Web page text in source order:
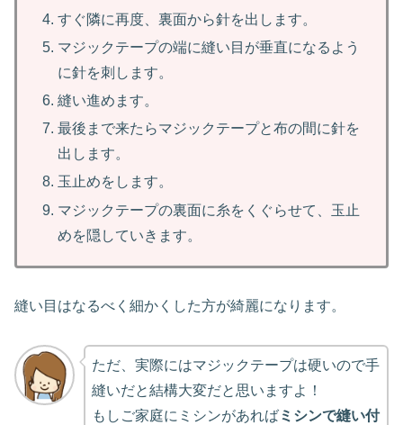
すぐ隣に再度、裏面から針を出します。
マジックテープの端に縫い目が垂直になるよう
に針を刺します。
縫い進めます。
最後まで来たらマジックテープと布の間に針を
出します。
玉止めをします。
マジックテープの裏面に糸をくぐらせて、玉止
めを隠していきます。
縫い目はなるべく細かくした方が綺麗になります。
ただ、実際にはマジックテープは硬いので手
縫いだと結構大変だと思いますよ！
もしご家庭にミシンがあればミシンで縫い付